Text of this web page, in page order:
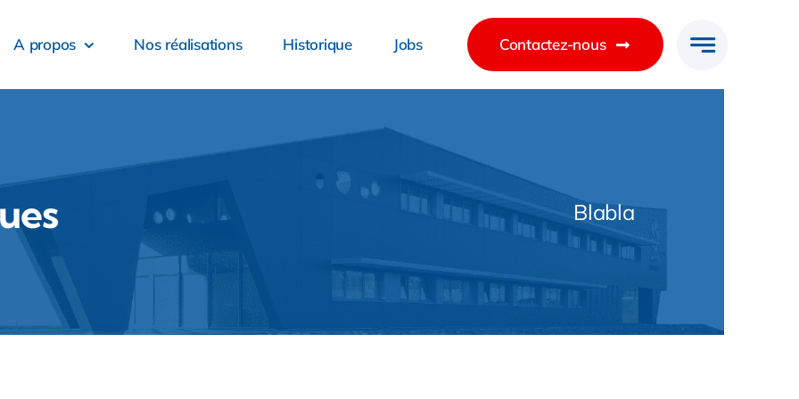
A propos Nos réalisations Historique Jobs Contactez-nous
Blabla